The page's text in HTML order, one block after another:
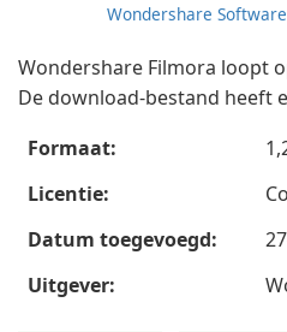
Wondershare Software
Wondershare Filmora loopt
De download-bestand heeft
Formaat:
Licentie:
Datum toegevoegd:
Uitgever: